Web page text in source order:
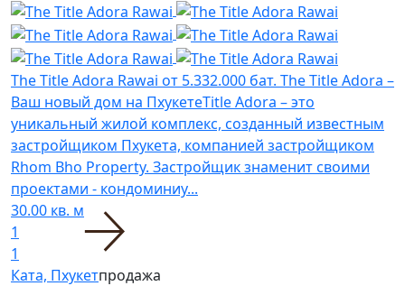
The Title Adora Rawai от 5.332.000 бат. The Title Adora –
Ваш новый дом на ПхукетеTitle Adora – это
уникальный жилой комплекс, созданный известным
застройщиком Пхукета, компанией застройщиком
Rhom Bho Property. Застройщик знаменит своими
проектами - кондоминиу...
30.00 кв. м
1
1
Ката, Пхукетпродажа